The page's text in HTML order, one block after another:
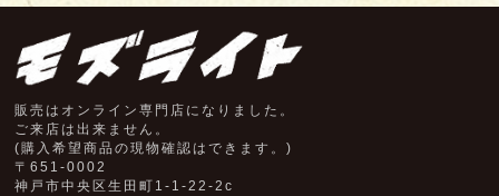
販売はオンライン専門店になりました。
ご来店は出来ません。
(購入希望商品の現物確認はできます。)
〒651-0002
神戸市中央区生田町1-1-22-2c